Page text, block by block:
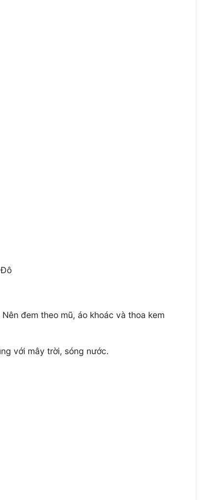
đem theo mũ, áo khoác và thoa kem
với mây trời, sóng nước.